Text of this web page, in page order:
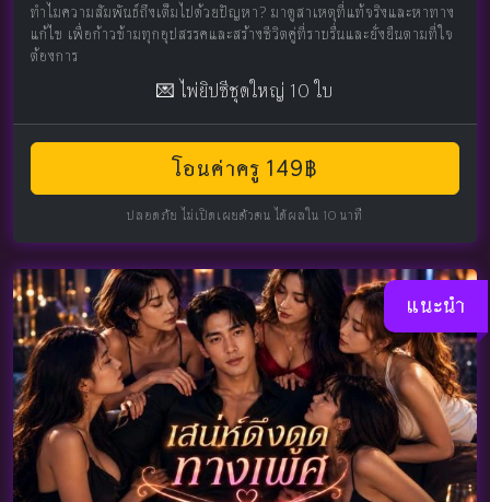
ทำไมความสัมพันธ์ถึงเต็มไปด้วยปัญหา? มาดูสาเหตุที่แท้จริงและหาทาง
แก้ไข เพื่อก้าวข้ามทุกอุปสรรคและสร้างชีวิตคู่ที่ราบรื่นและยั่งยืนตามที่ใจ
ต้องการ
💌 ไพ่ยิปซีชุดใหญ่ 10 ใบ
โอนค่าครู 149฿
ปลอดภัย ไม่เปิดเผยตัวตน ได้ผลใน 10 นาที
แนะนำ